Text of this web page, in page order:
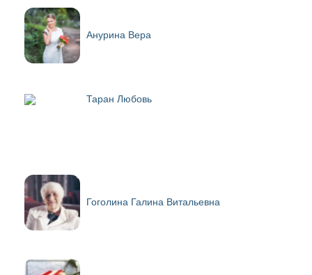
Анурина Вера
Таран Любовь
Гоголина Галина Витальевна